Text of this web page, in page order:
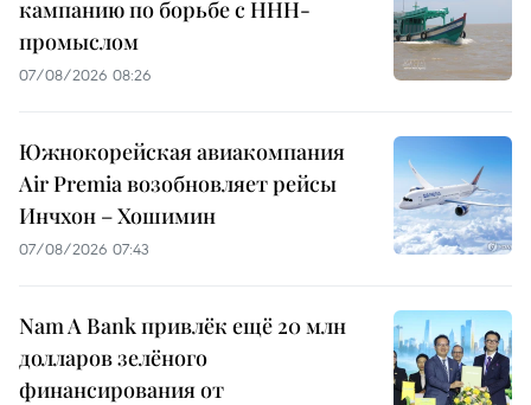
кампанию по борьбе с ННН-
промыслом
07/08/2026 08:26
Южнокорейская авиакомпания
Air Premia возобновляет рейсы
Инчхон – Хошимин
07/08/2026 07:43
Nam A Bank привлёк ещё 20 млн
долларов зелёного
финансирования от